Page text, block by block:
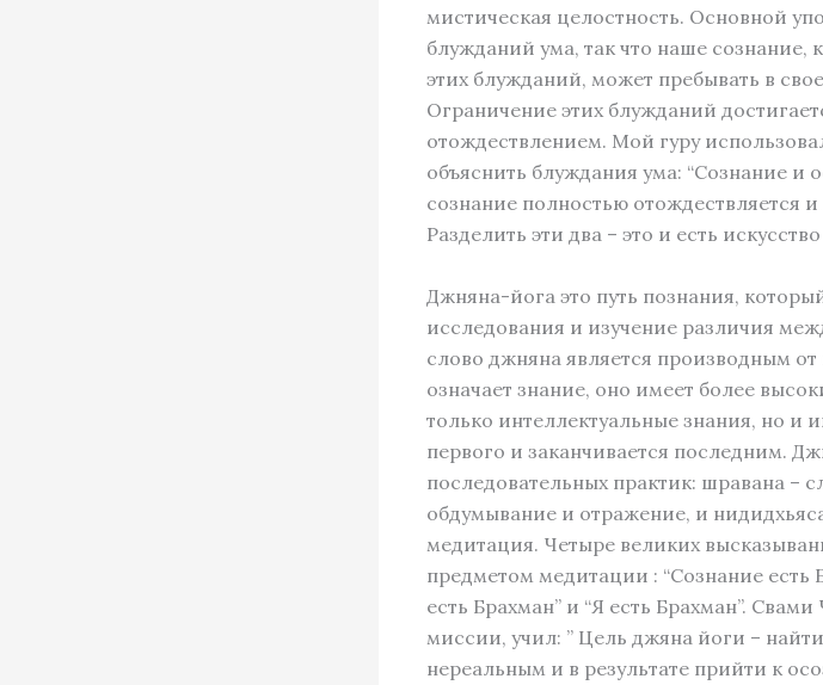
мистическая целостность. Основной
блужданий ума, так что наше
этих блужданий, может пребывать в
Ограничение этих блужданий
отождествлением. Мой гуру
объяснить блуждания ума: “Сознание и
сознание полностью отождествляется
Разделить эти два – это и есть
Джняна-йога это путь познания,
исследования и изучение различия
слово джняна является производным
означает знание, оно имеет более
только интеллектуальные знания, но и
первого и заканчивается последним.
последовательных практик: шравана –
обдумывание и отражение, и
медитация. Четыре великих
предметом медитации : “Сознание есть
есть Брахман” и “Я есть Брахман”.
миссии, учил: ” Цель джяна йоги –
нереальным и в результате прийти к